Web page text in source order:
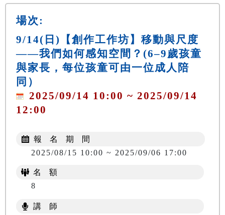
場次:
9/14(日)【創作工作坊】移動與尺度
——我們如何感知空間？(6–9歲孩童
與家長，每位孩童可由一位成人陪
同）
2025/09/14 10:00 ~ 2025/09/14
12:00
報 名 期 間
2025/08/15 10:00 ~ 2025/09/06 17:00
名 額
8
講 師